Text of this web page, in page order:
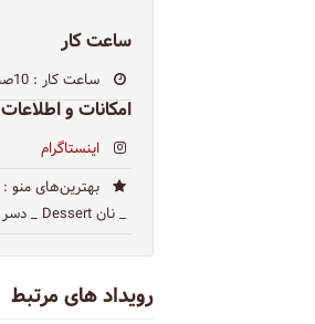
ساعت کار
ساعت کار : 10صبح تا 15
امکانات و اطلاعات
اینستاگرام
بهترین‌های منو
_ نان Dessert _ دسر
رویداد های مرتبط